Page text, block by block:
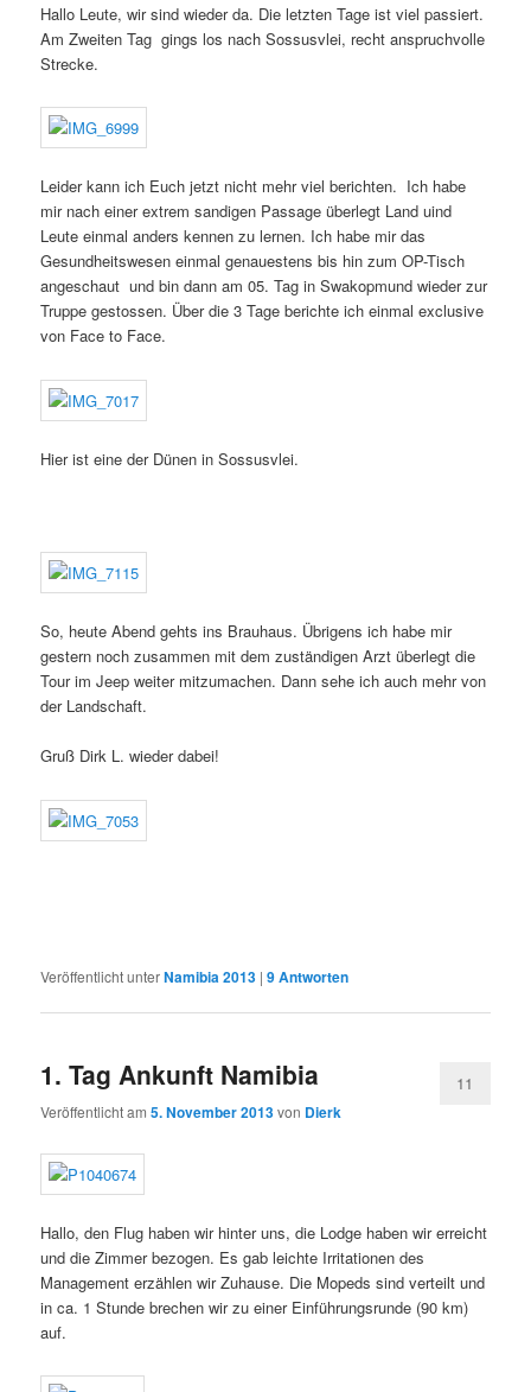
Hallo Leute, wir sind wieder da. Die letzten Tage ist viel passiert.
Am Zweiten Tag gings los nach Sossusvlei, recht anspruchvolle
Strecke.
Leider kann ich Euch jetzt nicht mehr viel berichten. Ich habe
mir nach einer extrem sandigen Passage überlegt Land uind
Leute einmal anders kennen zu lernen. Ich habe mir das
Gesundheitswesen einmal genauestens bis hin zum OP-Tisch
angeschaut und bin dann am 05. Tag in Swakopmund wieder zur
Truppe gestossen. Über die 3 Tage berichte ich einmal exclusive
von Face to Face.
Hier ist eine der Dünen in Sossusvlei.
So, heute Abend gehts ins Brauhaus. Übrigens ich habe mir
gestern noch zusammen mit dem zuständigen Arzt überlegt die
Tour im Jeep weiter mitzumachen. Dann sehe ich auch mehr von
der Landschaft.
Gruß Dirk L. wieder dabei!
Veröffentlicht unterNamibia 2013 |9Antworten
1. Tag Ankunft Namibia
Veröffentlicht am5. November 2013von Dierk
11
Hallo, den Flug haben wir hinter uns, die Lodge haben wir erreicht
und die Zimmer bezogen. Es gab leichte Irritationen des
Management erzählen wir Zuhause. Die Mopeds sind verteilt und
in ca. 1 Stunde brechen wir zu einer Einführungsrunde (90 km)
auf.